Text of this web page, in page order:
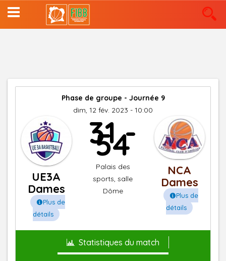
Aller
au
contenu
Phase de groupe - Journée 9
dim, 12 fév. 2023 - 10:00
UE3A
Dames
Plus de
détails
31 -
54
Palais des
sports, salle
Dôme
NCA
Dames
Plus de
détails
Statistiques du match